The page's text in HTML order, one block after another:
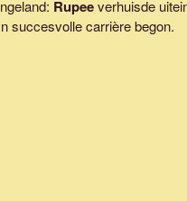
Rupeeverhuisde
succesvolle carrière begon.